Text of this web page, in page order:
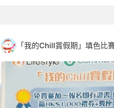
「我的Chill賞假期」填色比